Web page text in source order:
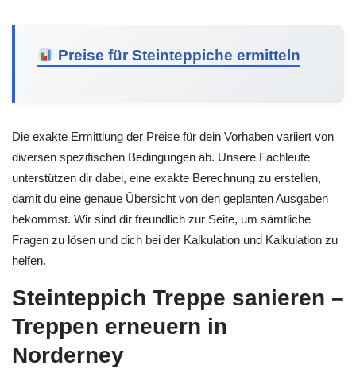
Preise für Steinteppiche ermitteln
Die exakte Ermittlung der Preise für dein Vorhaben variiert von
diversen spezifischen Bedingungen ab. Unsere Fachleute
unterstützen dir dabei, eine exakte Berechnung zu erstellen,
damit du eine genaue Übersicht von den geplanten Ausgaben
bekommst. Wir sind dir freundlich zur Seite, um sämtliche
Fragen zu lösen und dich bei der Kalkulation und Kalkulation zu
helfen.
Steinteppich Treppe sanieren –
Treppen erneuern in
Norderney